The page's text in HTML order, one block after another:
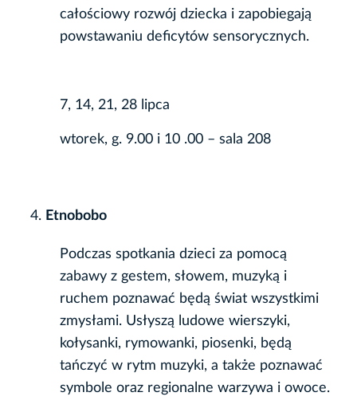
całościowy rozwój dziecka i zapobiegają
powstawaniu deficytów sensorycznych.
7, 14, 21, 28 lipca
wtorek, g. 9.00 i 10 .00 – sala 208
Etnobobo
Podczas spotkania dzieci za pomocą
zabawy z gestem, słowem, muzyką i
ruchem poznawać będą świat wszystkimi
zmysłami. Usłyszą ludowe wierszyki,
kołysanki, rymowanki, piosenki, będą
tańczyć w rytm muzyki, a także poznawać
symbole oraz regionalne warzywa i owoce.